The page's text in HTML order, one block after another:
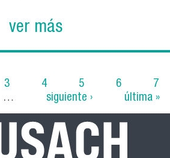
ver más
3 4 5 6
7
… siguiente › última »